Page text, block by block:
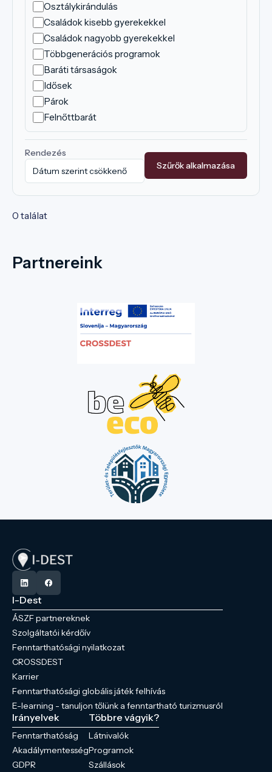
Osztálykirándulás
Családok kisebb gyerekekkel
Családok nagyobb gyerekekkel
Többgenerációs programok
Baráti társaságok
Idősek
Párok
Felnőttbarát
Rendezés
Szűrők alkalmazása
0 találat
Partnereink
I-Dest
ÁSZF partnereknek
Szolgáltatói kérdőív
Fenntarthatósági nyilatkozat
CROSSDEST
Karrier
Fenntarthatósági globális játék felhívás
E-learning - tanuljon tőlünk a fenntartható turizmusról
Irányelvek
Fenntarthatóság
Akadálymentesség
GDPR
Többre vágyik?
Látnivalók
Programok
Szállások